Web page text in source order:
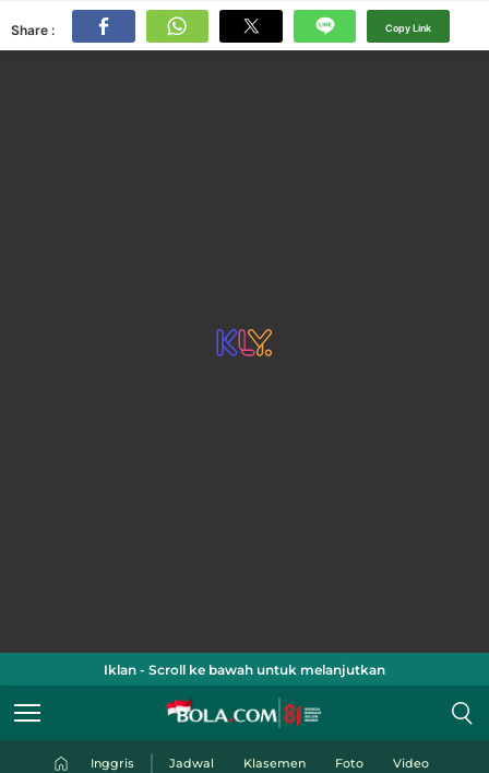
Share : Copy Link
Iklan - Scroll ke bawah untuk melanjutkan
Inggris Jadwal Klasemen Foto Video